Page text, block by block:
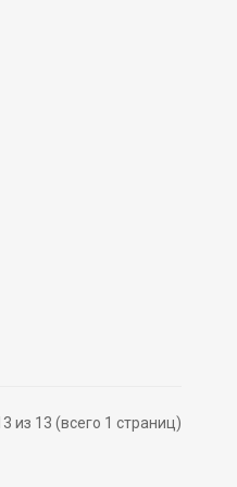
из 13 (всего 1 страниц)